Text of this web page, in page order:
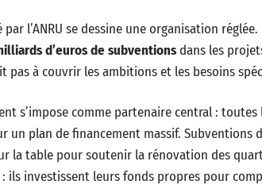
l’ANRU se dessine une organisation réglée.
d’euros de subventionsdans les
pas à couvrir les ambitions et les besoins
s’impose comme partenaire central : toutes
un plan de financement massif. Subventions
la table pour soutenir la rénovation des
ils investissent leurs fonds propres pour